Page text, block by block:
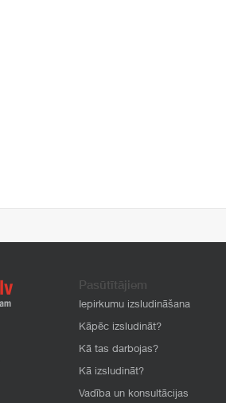
Pasūtītājiem
Iepirkumu izsludināšana
Kāpēc izsludināt?
Kā tas darbojas?
Kā izsludināt?
Vadība un konsultācijas